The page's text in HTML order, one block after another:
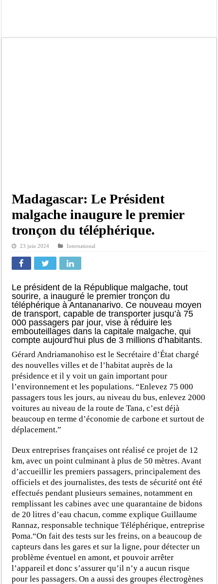
Madagascar: Le Président
malgache inaugure le premier
tronçon du téléphérique.
23 juin 2024 International
Le président de la République malgache, tout
sourire, a inauguré le premier tronçon du
téléphérique à Antananarivo. Ce nouveau moyen
de transport, capable de transporter jusqu’à 75
000 passagers par jour, vise à réduire les
embouteillages dans la capitale malgache, qui
compte aujourd’hui plus de 3 millions d’habitants.
Gérard Andriamanohiso est le Secrétaire d’État chargé
des nouvelles villes et de l’habitat auprès de la
présidence et il y voit un gain important pour
l’environnement et les populations. “Enlevez 75 000
passagers tous les jours, au niveau du bus, enlevez 2000
voitures au niveau de la route de Tana, c’est déjà
beaucoup en terme d’économie de carbone et surtout de
déplacement.”
Deux entreprises françaises ont réalisé ce projet de 12
km, avec un point culminant à plus de 50 mètres. Avant
d’accueillir les premiers passagers, principalement des
officiels et des journalistes, des tests de sécurité ont été
effectués pendant plusieurs semaines, notamment en
remplissant les cabines avec une quarantaine de bidons
de 20 litres d’eau chacun, comme explique Guillaume
Rannaz, responsable technique Téléphérique, entreprise
Poma.“On fait des tests sur les freins, on a beaucoup de
capteurs dans les gares et sur la ligne, pour détecter un
problème éventuel en amont, et pouvoir arrêter
l’appareil et donc s’assurer qu’il n’y a aucun risque
pour les passagers. On a aussi des groupes électrogènes